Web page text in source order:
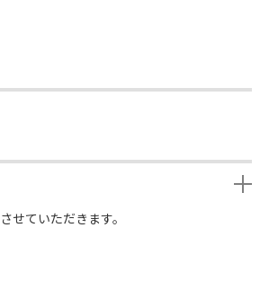
せていただきます。